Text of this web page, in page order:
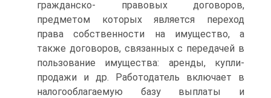
гражданско- правовых договоров,
предметом которых является переход
права собственности на имущество, а
также договоров, связанных с передачей в
пользование имущества: аренды, купли-
продажи и др. Работодатель включает в
налогооблагаемую базу выплаты и